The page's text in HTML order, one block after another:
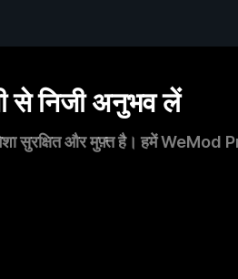
से निजी अनुभव लें
और मुफ़्त है। हमें WeMod Pro